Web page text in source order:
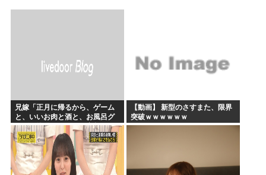
7時間かけて描いたHな糸会がこちら
兄嫁「正月に帰るから、ゲーム
と、いいお肉と酒と、お風呂グ
ッズの準備しとけよ」寝起きの
私「知るかボケ」兄嫁「キィィ
ィィー！！！！」私「あ…」
【動画】 新型のさすまた、限界
突破ｗｗｗｗｗｗ